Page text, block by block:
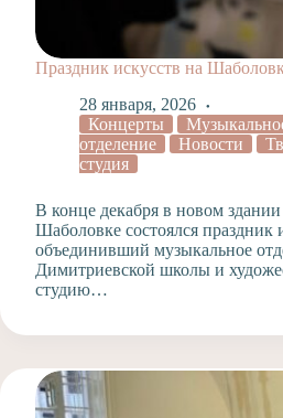
Праздник искусств на
28 января, 2026
Концерты
отделение
Новости
студия
В конце декабря в новом
Шаболовке состоялся праздник
объединивший музыкальное
Димитриевской школы и
студию…